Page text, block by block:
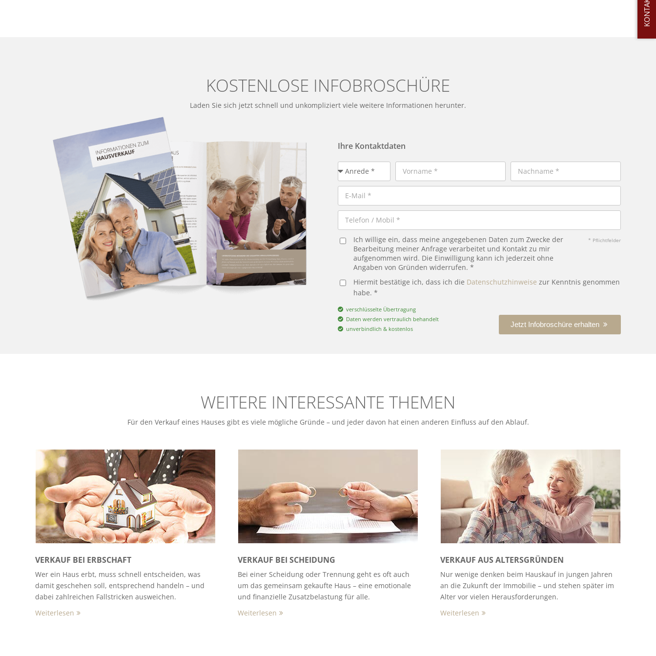
KONTAKT
KOSTENLOSE INFOBROSCHÜRE
Laden Sie sich jetzt schnell und unkompliziert viele weitere Informationen herunter.
Ihre Kontaktdaten
Ich willige ein, dass meine angegebenen Daten zum Zwecke der
Bearbeitung meiner Anfrage verarbeitet und Kontakt zu mir
aufgenommen wird. Die Einwilligung kann ich jederzeit ohne
Angaben von Gründen widerrufen. *
* Pflichtfelder
Hiermit bestätige ich, dass ich die Datenschutzhinweise zur Kenntnis genommen
habe. *
verschlüsselte Übertragung
Daten werden vertraulich behandelt
unverbindlich & kostenlos
Jetzt Infobroschüre erhalten
WEITERE INTERESSANTE THEMEN
Für den Verkauf eines Hauses gibt es viele mögliche Gründe – und jeder davon hat einen anderen Einfluss auf den Ablauf.
VERKAUF BEI ERBSCHAFT
Wer ein Haus erbt, muss schnell entscheiden, was
damit geschehen soll, entsprechend handeln – und
dabei zahlreichen Fallstricken ausweichen.
Weiterlesen
VERKAUF BEI SCHEIDUNG
Bei einer Scheidung oder Trennung geht es oft auch
um das gemeinsam gekaufte Haus – eine emotionale
und finanzielle Zusatzbelastung für alle.
Weiterlesen
VERKAUF AUS ALTERSGRÜNDEN
Nur wenige denken beim Hauskauf in jungen Jahren
an die Zukunft der Immobilie – und stehen später im
Alter vor vielen Herausforderungen.
Weiterlesen